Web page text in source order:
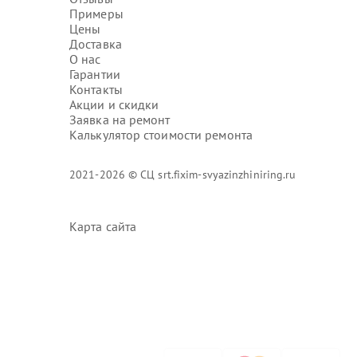
Примеры
Цены
Доставка
О нас
Гарантии
Контакты
Акции и скидки
Заявка на ремонт
Калькулятор стоимости ремонта
2021-2026 © СЦ srt.fixim-svyazinzhiniring.ru
Карта сайта